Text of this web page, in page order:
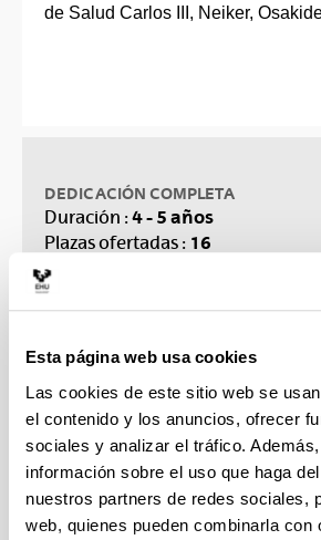
Esta página web usa cookies
Las cookies de este sitio web se
el contenido y los anuncios, ofrecer
sociales y analizar el tráfico.
información sobre el uso que haga
nuestros partners de redes sociales,
web, quienes pueden combinarla con
de Salud Carlos III, Neiker,
DEDICACIÓN COMPLETA
Duración :4 - 5 años
Plazas ofertadas : 16
Precio orientativo :
CONTACTO
lucila.madariaga@ehu.eus
Consultas administrativas :
Sugerencias y solicitudes